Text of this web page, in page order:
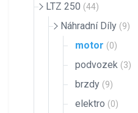
LTZ 250 (44)
Náhradní Díly (9)
motor (0)
podvozek (3)
brzdy (9)
elektro (0)